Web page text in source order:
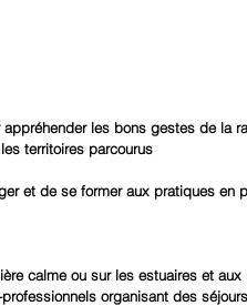
les bons gestes de la
territoires parcourus
et de se former aux pratiques en
calme ou sur les estuaires et
organisant des